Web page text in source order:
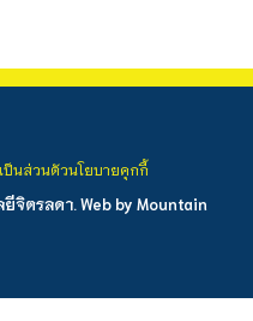
จิตรลดา. Web by Mountain
ป็นส่วนตัวนโยบายคุกกี้